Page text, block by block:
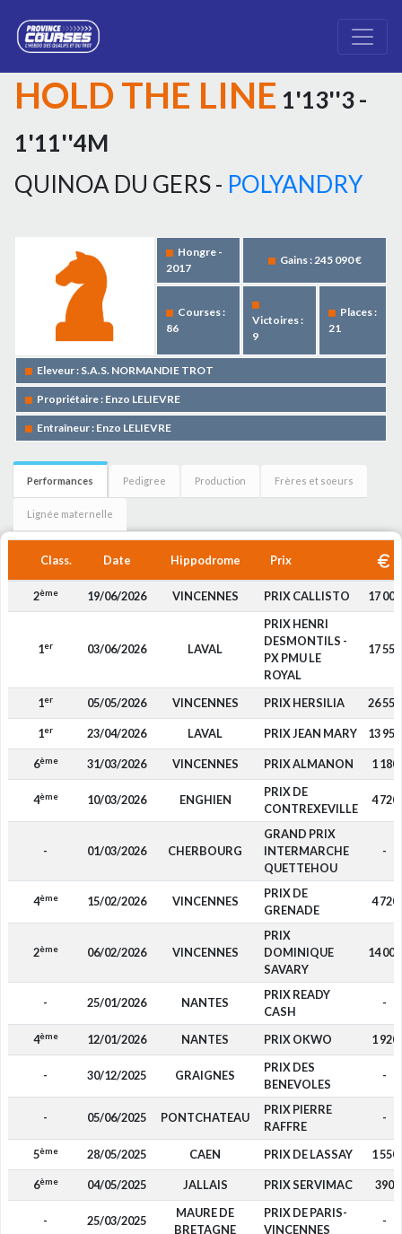
HOLD THE LINE 1'13''3 -
1'11''4M
QUINOA DU GERS - POLYANDRY
Hongre -
2017
Gains : 245 090 €
Courses :
86
Victoires :
9
Places :
21
Eleveur : S.A.S. NORMANDIE TROT
Propriétaire : Enzo LELIEVRE
Entraîneur : Enzo LELIEVRE
Performances Pedigree Production Frères et soeurs
Lignée maternelle
Class. Date Hippodrome Prix
2ème 19/06/2026 VINCENNES PRIX CALLISTO 17 000
1er 03/06/2026 LAVAL
PRIX HENRI
DESMONTILS -
PX PMU LE
ROYAL
17 550
1er 05/05/2026 VINCENNES PRIX HERSILIA 26 550
1er 23/04/2026 LAVAL PRIX JEAN MARY 13 950
6ème 31/03/2026 VINCENNES PRIX ALMANON 1 180
4ème 10/03/2026 ENGHIEN
PRIX DE
CONTREXEVILLE
4 720
- 01/03/2026 CHERBOURG
GRAND PRIX
INTERMARCHE
QUETTEHOU
-
4ème 15/02/2026 VINCENNES
PRIX DE
GRENADE
4 720
2ème 06/02/2026 VINCENNES
PRIX
DOMINIQUE
SAVARY
14 000
- 25/01/2026 NANTES
PRIX READY
CASH
-
4ème 12/01/2026 NANTES PRIX OKWO 1 920
- 30/12/2025 GRAIGNES
PRIX DES
BENEVOLES
-
- 05/06/2025 PONTCHATEAU
PRIX PIERRE
RAFFRE
-
5ème 28/05/2025 CAEN PRIX DE LASSAY 1 550
6ème 04/05/2025 JALLAIS PRIX SERVIMAC 390
- 25/03/2025
MAURE DE
BRETAGNE
PRIX DE PARIS-
VINCENNES
-